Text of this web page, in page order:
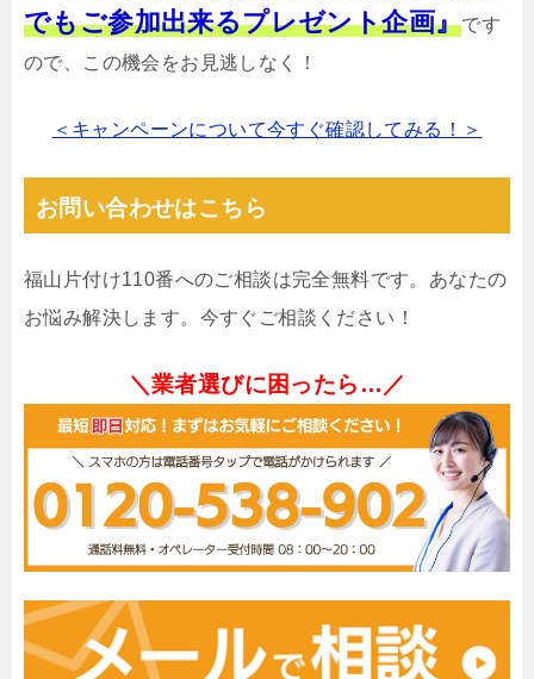
でもご参加出来るプレゼント企画』です
ので、この機会をお見逃しなく！
＜キャンペーンについて今すぐ確認してみる！＞
お問い合わせはこちら
福山片付け110番へのご相談は完全無料です。あなたの
お悩み解決します。今すぐご相談ください！
＼業者選びに困ったら…／